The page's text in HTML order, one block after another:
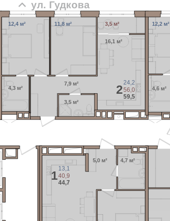
12,4 м² 11,8 м²
4,3 м²
16,1 м²
3,5 м²
3,5 м²
7,9 м² 2
24,2
56,0
59,5
12,2 м²
4,6 м²
4,7 м²
5,0 м²
1
13,1
40,9
44,7
ул. Гудкова